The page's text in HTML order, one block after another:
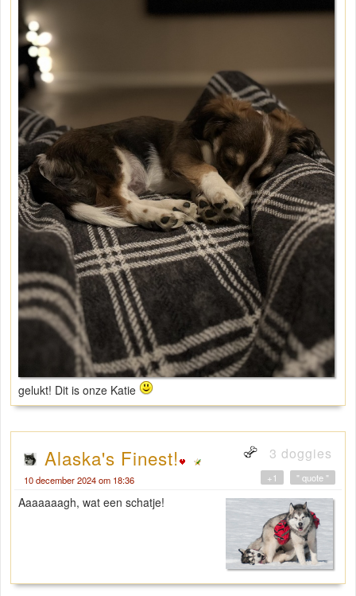
gelukt! Dit is onze Katie
Alaska's Finest! 3 doggies
10 december 2024 om 18:36 " quote "
+1
Aaaaaaagh, wat een schatje!